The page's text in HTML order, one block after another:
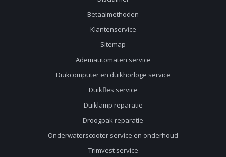
Betaalmethoden
Klantenservice
Sitemap
Ademautomaten service
Duikcomputer en duikhorloge service
Duikfles service
Duiklamp reparatie
Droogpak reparatie
Onderwaterscooter service en onderhoud
Trimvest service